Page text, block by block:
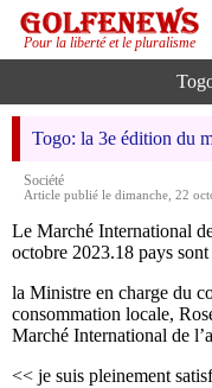
Pour la liberté et le pluralisme
Togo: la 3e édition du
Société
Article publié le dimanche, 22
Le Marché International
octobre 2023.18 pays sont
la Ministre en charge du
consommation locale,
Marché International de
<< je suis pleinement